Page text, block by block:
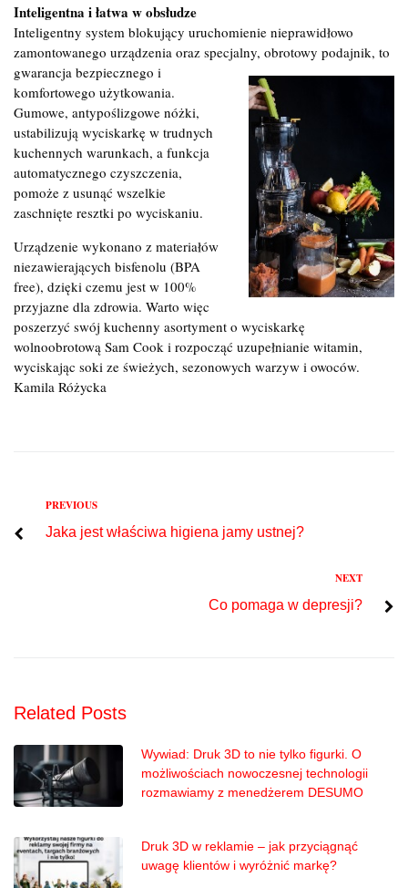
Inteligentna i łatwa w obsłudze
Inteligentny system blokujący uruchomienie nieprawidłowo
zamontowanego urządzenia oraz specjalny, obrotowy podajnik, to
gwarancja bezpiecznego i
komfortowego użytkowania.
Gumowe, antypoślizgowe nóżki,
ustabilizują wyciskarkę w trudnych
kuchennych warunkach, a funkcja
automatycznego czyszczenia,
pomoże z usunąć wszelkie
zaschnięte resztki po wyciskaniu.
Urządzenie wykonano z materiałów
niezawierających bisfenolu (BPA
free), dzięki czemu jest w 100%
przyjazne dla zdrowia. Warto więc
poszerzyć swój kuchenny asortyment o wyciskarkę
wolnoobrotową Sam Cook i rozpocząć uzupełnianie witamin,
wyciskając soki ze świeżych, sezonowych warzyw i owoców.
Kamila Różycka
Nawigacja
wpisu
Previous
PREVIOUS
Jaka jest właściwa higiena jamy ustnej?
NEXT
Co pomaga w depresji?
Related Posts
Wywiad: Druk 3D to nie tylko figurki. O
możliwościach nowoczesnej technologii
rozmawiamy z menedżerem DESUMO
Druk 3D w reklamie – jak przyciągnąć
uwagę klientów i wyróżnić markę?